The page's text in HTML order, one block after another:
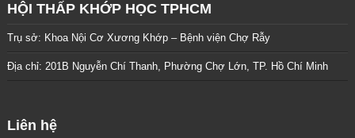
HỘI THẤP KHỚP HỌC TPHCM
Trụ sở: Khoa Nội Cơ Xương Khớp – Bệnh viện Chợ Rẫy
Địa chỉ: 201B Nguyễn Chí Thanh, Phường Chợ Lớn, TP. Hồ Chí Minh
Liên hệ